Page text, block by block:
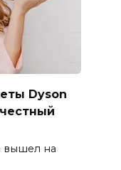
Dyson
вышел на